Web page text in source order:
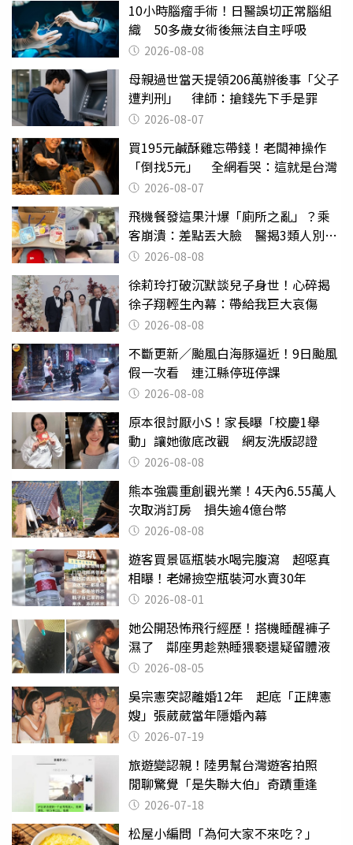
10小時腦瘤手術！日醫誤切正常腦組
織 50多歲女術後無法自主呼吸
2026-08-08
母親過世當天提領206萬辦後事「父子
遭判刑」 律師：搶錢先下手是罪
2026-08-07
買195元鹹酥雞忘帶錢！老闆神操作
「倒找5元」 全網看哭：這就是台灣
2026-08-07
飛機餐發這果汁爆「廁所之亂」？乘
客崩潰：差點丟大臉 醫揭3類人別亂
喝 2026-08-08
徐莉玲打破沉默談兒子身世！心碎揭
徐子翔輕生內幕：帶給我巨大哀傷
2026-08-08
不斷更新／颱風白海豚逼近！9日颱風
假一次看 連江縣停班停課
2026-08-08
原本很討厭小S！家長曝「校慶1舉
動」讓她徹底改觀 網友洗版認證
2026-08-08
熊本強震重創觀光業！4天內6.55萬人
次取消訂房 損失逾4億台幣
2026-08-08
遊客買景區瓶裝水喝完腹瀉 超噁真
相曝！老婦撿空瓶裝河水賣30年
2026-08-01
她公開恐怖飛行經歷！搭機睡醒褲子
濕了 鄰座男趁熟睡猥褻還疑留體液
2026-08-05
吳宗憲突認離婚12年 起底「正牌憲
嫂」張葳葳當年隱婚內幕
2026-07-19
旅遊變認親！陸男幫台灣遊客拍照
閒聊驚覺「是失聯大伯」奇蹟重逢
2026-07-18
松屋小編問「為何大家不來吃？」